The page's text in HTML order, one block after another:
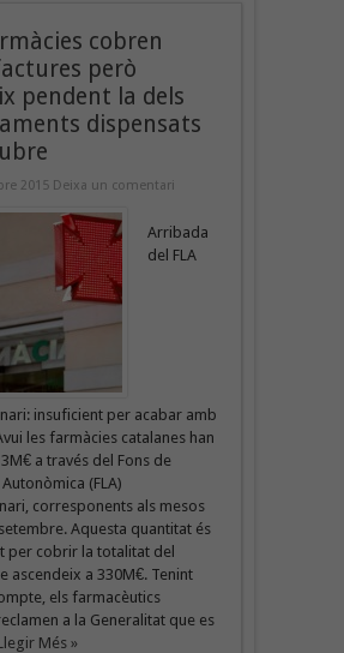
cobren
però
pendent la dels
dispensats
2015 Deixa un comentari
Arribada
del FLA
insuficient per acabar amb
les farmàcies catalanes han
a través del Fons de
(FLA)
corresponents als mesos
Aquesta quantitat és
per cobrir la totalitat del
ascendeix a 330M€. Tenint
els farmacèutics
a la Generalitat que es
Més »